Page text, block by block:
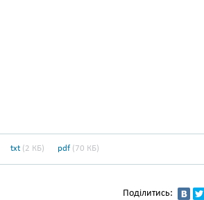
txt (2 КБ) pdf (70 КБ)
Поділитись: